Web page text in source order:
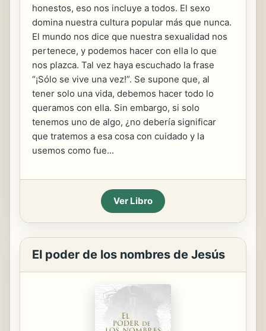
honestos, eso nos incluye a todos. El sexo
domina nuestra cultura popular más que nunca.
El mundo nos dice que nuestra sexualidad nos
pertenece, y podemos hacer con ella lo que
nos plazca. Tal vez haya escuchado la frase
“¡Sólo se vive una vez!”. Se supone que, al
tener solo una vida, debemos hacer todo lo
queramos con ella. Sin embargo, si solo
tenemos uno de algo, ¿no debería significar
que tratemos a esa cosa con cuidado y la
usemos como fue...
Ver Libro
El poder de los nombres de Jesús